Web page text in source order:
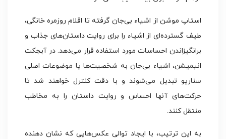
استاپ موشن از اشیاء بی‌جان گرفته تا اقلام روزمره خانگی،
طیف گسترده‌ای از اشیاء را برای روایت داستان‌های جذاب و
برانگیزاندن احساسات مورد استفاده قرار می‌دهد. در آبجکت
انیمیشن، اشیاء بی‌جان به شخصیت‌ها یا موضوعات اصلی
سناریو تبدیل می‌شوند و با دقت کنترل خواهند شد تا
حرکت‌های آنها احساس و روایت داستان را به مخاطب
منتقل کنند.
به این ترتیب، با ایجاد توالی عکس‌هایی که نشان دهنده